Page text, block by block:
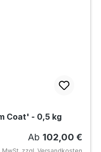
Coat' - 0,5 kg
Regulärer Preis:
Ab 102,00 €